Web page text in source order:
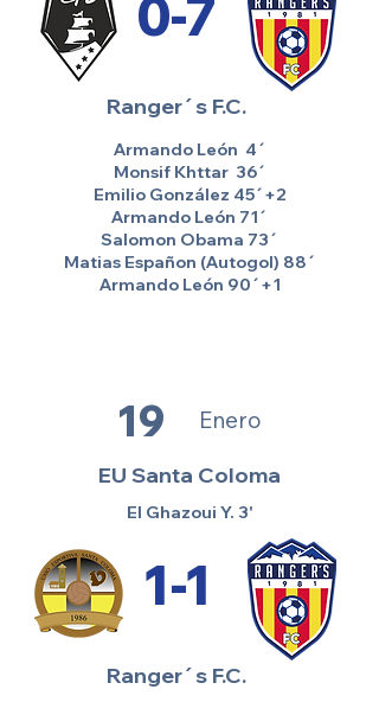
0-7
Ranger´s F.C.
Armando León 4´
Monsif Khttar 36´
Emilio González 45´+2
Armando León 71´
Salomon Obama 73´
Matias Españon (Autogol) 88´
Armando León 90´+1
19 Enero
EU Santa Coloma
El Ghazoui Y. 3'
1-1
Ranger´s F.C.